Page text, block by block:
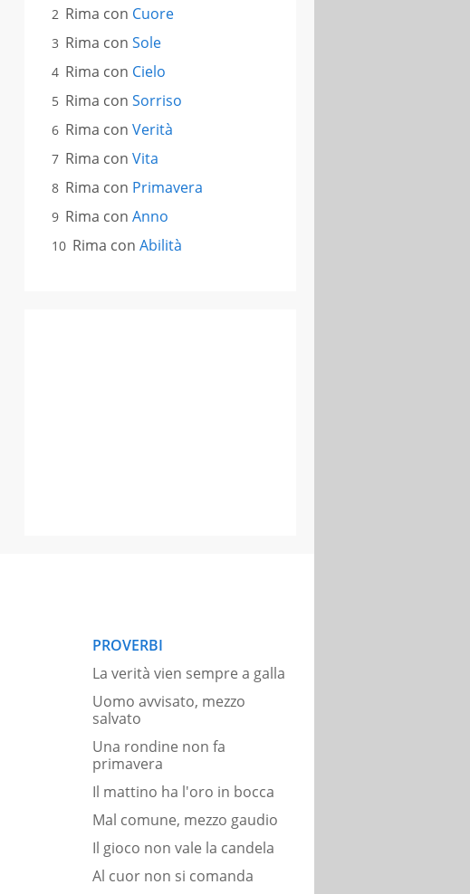
Rima con Cuore
Rima con Sole
Rima con Cielo
Rima con Sorriso
Rima con Verità
Rima con Vita
Rima con Primavera
Rima con Anno
Rima con Abilità
PROVERBI
La verità vien sempre a galla
Uomo avvisato, mezzo
salvato
Una rondine non fa
primavera
Il mattino ha l'oro in bocca
Mal comune, mezzo gaudio
Il gioco non vale la candela
Al cuor non si comanda